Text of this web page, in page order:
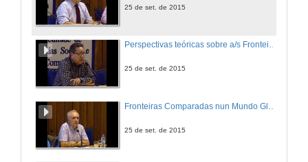
25 de set. de 2015
Perspectivas teóricas sobre a/s Fronteira/s
25 de set. de 2015
25 de set. de 2015